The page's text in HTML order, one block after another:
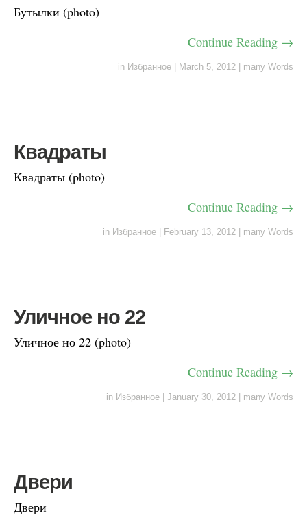
Бутылки (photo)
Continue Reading →
in Избранное March 5, 2012 many Words
Квадраты
Квадраты (photo)
Continue Reading →
in Избранное February 13, 2012 many Words
Уличное но 22
Уличное но 22 (photo)
Continue Reading →
in Избранное January 30, 2012 many Words
Двери
Двери